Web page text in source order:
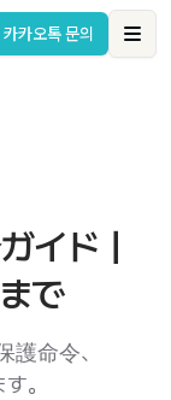
카카오톡 문의
イド｜
で
命令、
。